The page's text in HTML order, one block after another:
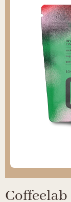
Coffeelab